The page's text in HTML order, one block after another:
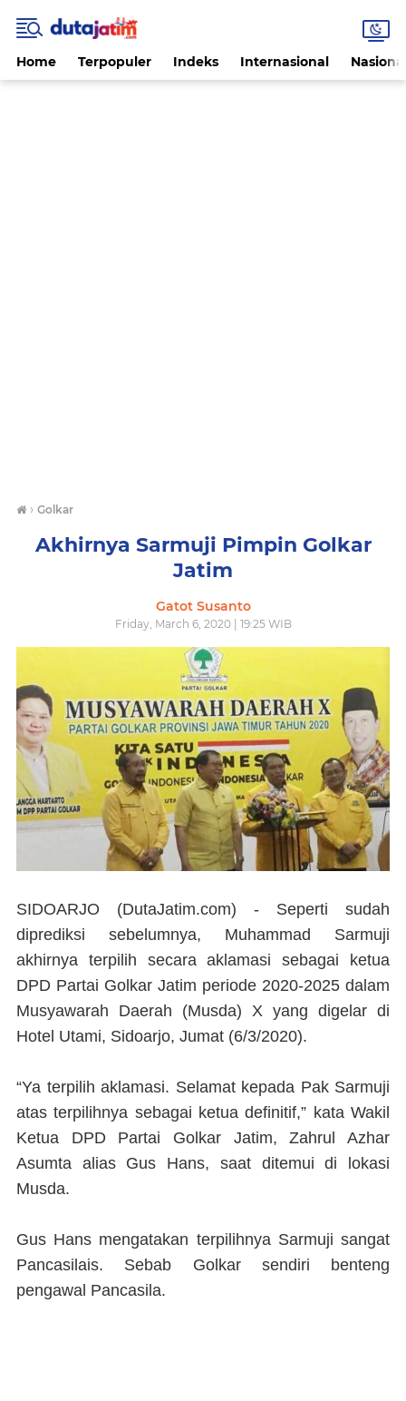
Home Terpopuler Indeks Internasional
› Golkar
Akhirnya Sarmuji Pimpin Golkar
Jatim
Gatot Susanto
Friday, March 6, 2020 | 19:25 WIB
SIDOARJO (DutaJatim.com) - Seperti sudah
diprediksi sebelumnya, Muhammad Sarmuji
akhirnya terpilih secara aklamasi sebagai ketua
DPD Partai Golkar Jatim periode 2020-2025 dalam
Musyawarah Daerah (Musda) X yang digelar di
Hotel Utami, Sidoarjo, Jumat (6/3/2020).
“Ya terpilih aklamasi. Selamat kepada Pak Sarmuji
atas terpilihnya sebagai ketua definitif,” kata Wakil
Ketua DPD Partai Golkar Jatim, Zahrul Azhar
Asumta alias Gus Hans, saat ditemui di lokasi
Musda.
Gus Hans mengatakan terpilihnya Sarmuji sangat
Pancasilais. Sebab Golkar sendiri benteng
pengawal Pancasila.